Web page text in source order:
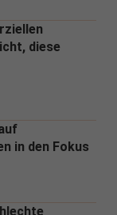
diese
in den Fokus